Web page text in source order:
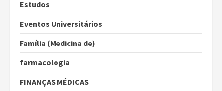
Estudos
Eventos Universitários
Família (Medicina de)
farmacologia
FINANÇAS MÉDICAS